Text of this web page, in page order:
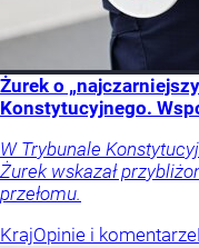
Żurek o
Konstytucyjnego.
W Trybunale
Żurek wskazał
przełomu.
KrajOpinie i komentarze